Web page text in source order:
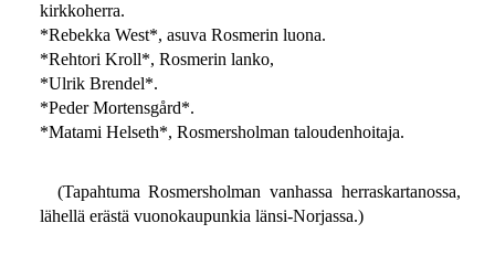
kirkkoherra.
*Rebekka West*, asuva Rosmerin luona.
*Rehtori Kroll*, Rosmerin lanko,
*Ulrik Brendel*.
*Peder Mortensgård*.
*Matami Helseth*, Rosmersholman taloudenhoitaja.
(Tapahtuma Rosmersholman vanhassa herraskartanossa,
lähellä erästä vuonokaupunkia länsi-Norjassa.)